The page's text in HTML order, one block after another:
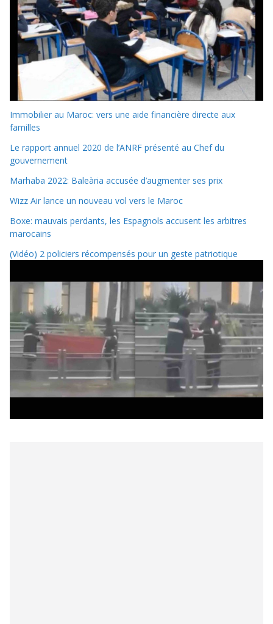
Immobilier au Maroc: vers une aide financière directe aux
familles
Le rapport annuel 2020 de l’ANRF présenté au Chef du
gouvernement
Marhaba 2022: Baleària accusée d’augmenter ses prix
Wizz Air lance un nouveau vol vers le Maroc
Boxe: mauvais perdants, les Espagnols accusent les arbitres
marocains
(Vidéo) 2 policiers récompensés pour un geste patriotique